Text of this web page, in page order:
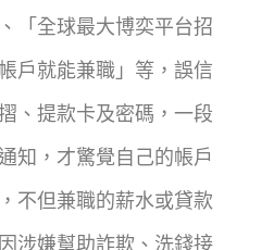
「全球最大博奕平台招
戶就能兼職」等，誤信
、提款卡及密碼，一段
知，才驚覺自己的帳戶
不但兼職的薪水或貸款
涉嫌幫助詐欺、洗錢接